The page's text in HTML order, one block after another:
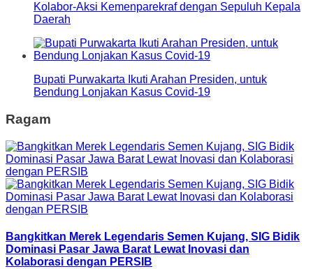
Kolabor-Aksi Kemenparekraf dengan Sepuluh Kepala
Daerah
Bupati Purwakarta Ikuti Arahan Presiden, untuk
Bendung Lonjakan Kasus Covid-19
Ragam
Bangkitkan Merek Legendaris Semen Kujang, SIG Bidik
Dominasi Pasar Jawa Barat Lewat Inovasi dan
Kolaborasi dengan PERSIB